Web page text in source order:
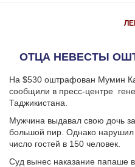
ОТЦА НЕВЕСТЫ
На $530 оштрафован Мумин
сообщили в пресс-центре
Таджикистана.
Мужчина выдавал свою дочь
большой пир. Однако нарушил
число гостей в 150 человек.
Суд вынес наказание папаше